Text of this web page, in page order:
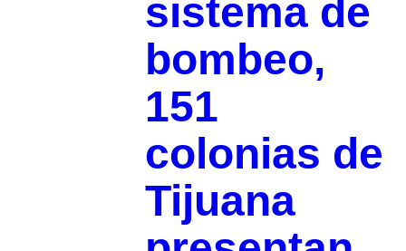
sistema de
bombeo,
151
colonias de
Tijuana